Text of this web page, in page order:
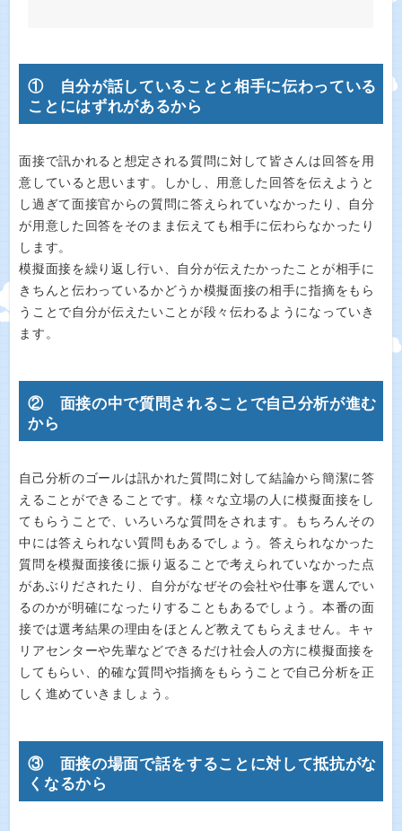
① 自分が話していることと相手に伝わっている
ことにはずれがあるから
面接で訊かれると想定される質問に対して皆さんは回答を用
意していると思います。しかし、用意した回答を伝えようと
し過ぎて面接官からの質問に答えられていなかったり、自分
が用意した回答をそのまま伝えても相手に伝わらなかったり
します。
模擬面接を繰り返し行い、自分が伝えたかったことが相手に
きちんと伝わっているかどうか模擬面接の相手に指摘をもら
うことで自分が伝えたいことが段々伝わるようになっていき
ます。
② 面接の中で質問されることで自己分析が進む
から
自己分析のゴールは訊かれた質問に対して結論から簡潔に答
えることができることです。様々な立場の人に模擬面接をし
てもらうことで、いろいろな質問をされます。もちろんその
中には答えられない質問もあるでしょう。答えられなかった
質問を模擬面接後に振り返ることで考えられていなかった点
があぶりだされたり、自分がなぜその会社や仕事を選んでい
るのかが明確になったりすることもあるでしょう。本番の面
接では選考結果の理由をほとんど教えてもらえません。キャ
リアセンターや先輩などできるだけ社会人の方に模擬面接を
してもらい、的確な質問や指摘をもらうことで自己分析を正
しく進めていきましょう。
③ 面接の場面で話をすることに対して抵抗がな
くなるから